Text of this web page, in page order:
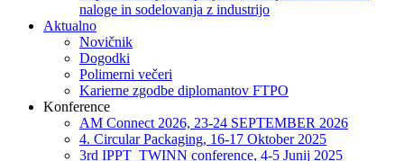
naloge in sodelovanja z industrijo
Aktualno
Novičnik
Dogodki
Polimerni večeri
Karierne zgodbe diplomantov FTPO
Konference
AM Connect 2026, 23-24 SEPTEMBER 2026
4. Circular Packaging, 16-17 Oktober 2025
3rd IPPT_TWINN conference, 4-5 Junij 2025